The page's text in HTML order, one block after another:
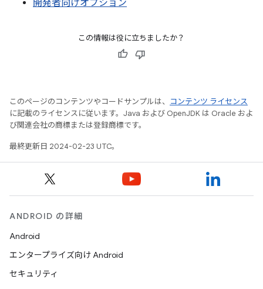
開発者向けオプション
この情報は役に立ちましたか？
このページのコンテンツやコードサンプルは、
コンテンツ ライセンス
に記載のライセンスに従います。Java および OpenJDK は Oracle およ
び関連会社の商標または登録商標です。
最終更新日 2024-02-23 UTC。
ANDROID の詳細
Android
エンタープライズ向け Android
セキュリティ